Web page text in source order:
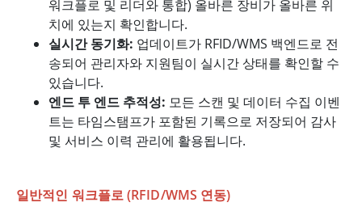
워크플로 및 리더와 통합) 올바른 장비가 올바른 위
치에 있는지 확인합니다.
실시간 동기화: 업데이트가 RFID/WMS 백엔드로 전
송되어 관리자와 지원팀이 실시간 상태를 확인할 수
있습니다.
엔드 투 엔드 추적성: 모든 스캔 및 데이터 수집 이벤
트는 타임스탬프가 포함된 기록으로 저장되어 감사
및 서비스 이력 관리에 활용됩니다.
일반적인 워크플로 (RFID/WMS 연동)